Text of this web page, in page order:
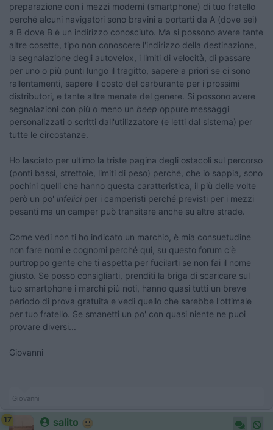
preparazione con i mezzi moderni (smartphone) di tuo fratello
perché alcuni navigatori sono bravini a portarti da A (dove sei)
a B dove B è un indirizzo conosciuto. Ma si possono avere tante
altre cosette, tipo non conoscere l'indirizzo della destinazione,
la segnalazione degli autovelox, i limiti di velocità, di passare
per uno o più punti lungo il tragitto, sapere a priori se ci sono
rallentamenti, sapere il costo del carburante per i prossimi
distributori, e tante altre menate del genere. Si possono avere
segnalazioni con più o meno un beep oppure messaggi
personalizzati o scritti dall'utilizzatore (e letti dal sistema) per
tutte le circostanze.
Ho lasciato per ultimo la triste pagina degli ostacoli sul percorso
(ponti bassi, strettoie, limiti di peso) perché, che io sappia, sono
pochini quelli che hanno questa caratteristica, il più delle volte
però un po' infelici per i camperisti perché previsti per i mezzi
pesanti ma un camper può transitare anche su altre strade.
Come vedi non ti ho indicato un marchio, è mia consuetudine
non fare nomi e cognomi perché qui, su questo forum c'è
purtroppo gente che ti aspetta per fucilarti se non fai il nome
giusto. Se posso consigliarti, prenditi la briga di scaricare sul
tuo smartphone i marchi più noti, hanno quasi tutti un breve
periodo di prova gratuita e vedi quello che sarebbe l'ottimale
per tuo fratello. Se smanetti un po' con quasi niente ne puoi
provare diversi...
Giovanni
Giovanni
17 salito